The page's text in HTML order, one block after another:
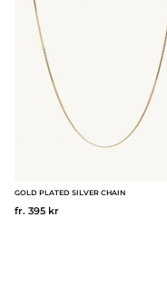
GOLD PLATED SILVER CHAIN
fr. 395 kr